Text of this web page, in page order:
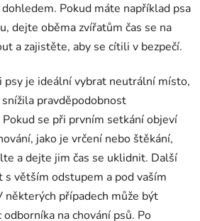
Pokud máte například psa
dejte oběma zvířatům čas se na
a zajistěte, aby se cítili v bezpečí.
psy je ideální vybrat neutrální místo,
pravděpodobnost
se při prvním setkání objeví
jako je vrčení nebo štěkání,
a dejte jim čas se uklidnit. Další
s větším odstupem a pod vaším
některých případech může být
na chování psů. Po